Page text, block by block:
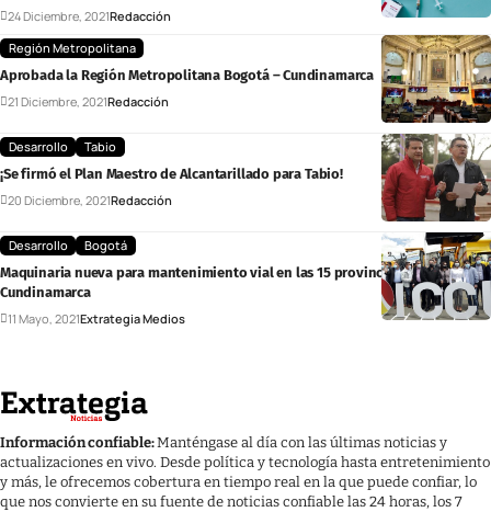
24 Diciembre, 2021Redacción
Región Metropolitana
Aprobada la Región Metropolitana Bogotá – Cundinamarca
21 Diciembre, 2021Redacción
Desarrollo
Tabio
¡Se firmó el Plan Maestro de Alcantarillado para Tabio!
20 Diciembre, 2021Redacción
Desarrollo
Bogotá
Maquinaria nueva para mantenimiento vial en las 15 provincias de
Cundinamarca
11 Mayo, 2021Extrategia Medios
Información confiable:Manténgase al día con las últimas noticias y
actualizaciones en vivo. Desde política y tecnología hasta entretenimiento
y más, le ofrecemos cobertura en tiempo real en la que puede confiar, lo
que nos convierte en su fuente de noticias confiable las 24 horas, los 7